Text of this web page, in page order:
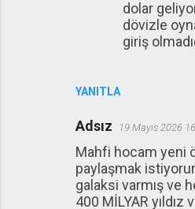
YANITLA
dolar
dövizle
giriş
Adsız 19 Mayıs 2026
Mahfi hocam yeni
paylaşmak
galaksi varmış ve
400 MİLYAR yıldız